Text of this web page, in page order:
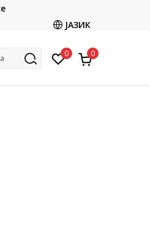
во продавницата
ЈАЗИК
0 0